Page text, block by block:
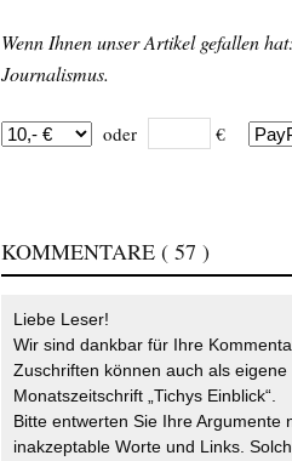
Wenn Ihnen unser Artikel gefallen
Journalismus.
oder €
KOMMENTARE ( 57 )
Liebe Leser!
Wir sind dankbar für Ihre
Zuschriften können auch als
Monatszeitschrift „Tichys Einblick“.
Bitte entwerten Sie Ihre
inakzeptable Worte und Links.